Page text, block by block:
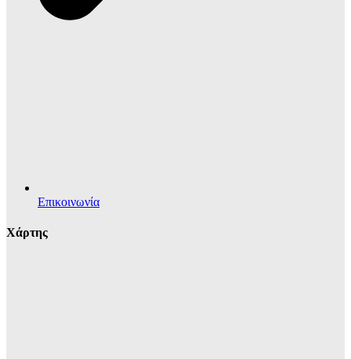
Επικοινωνία
Χάρτης